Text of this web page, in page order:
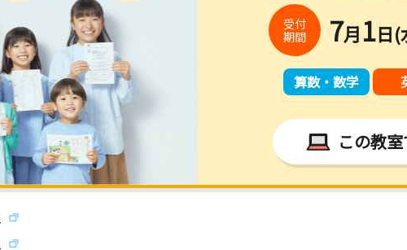
受付
期間
7月1日(
算数・数学
この教